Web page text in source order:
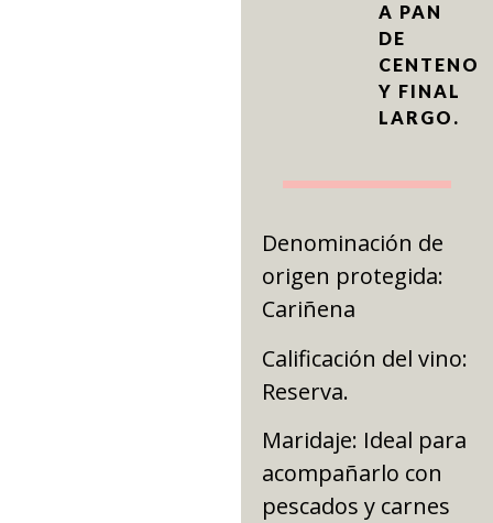
A PAN
DE
CENTENO
Y FINAL
LARGO.
Denominación de
origen protegida:
Cariñena
Calificación del vino:
Reserva.
Maridaje: Ideal para
acompañarlo con
pescados y carnes